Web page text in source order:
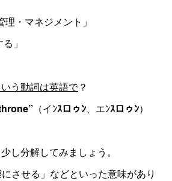
理・マネジメント」
」
いう動詞は英語で？
（イﾝｽロゥﾝ、エﾝｽロゥﾝ）
し分解してみましょう。
させる」などといった意味があり